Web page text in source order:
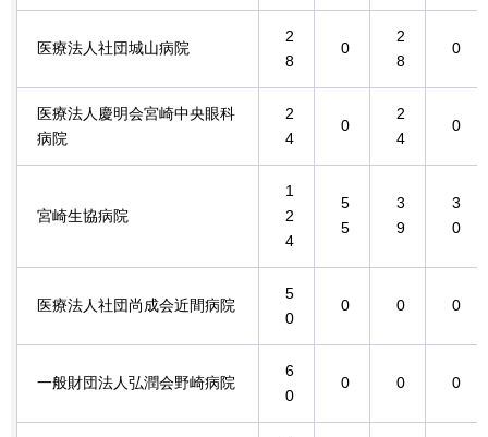
医療法人社団城山病院
2
8
0
2
8
0
医療法人慶明会宮崎中央眼科
病院
2
4
0
2
4
0
宮崎生協病院
1
2
4
5
5
3
9
3
0
医療法人社団尚成会近間病院
5
0
0 0 0
一般財団法人弘潤会野崎病院
6
0
0 0 0